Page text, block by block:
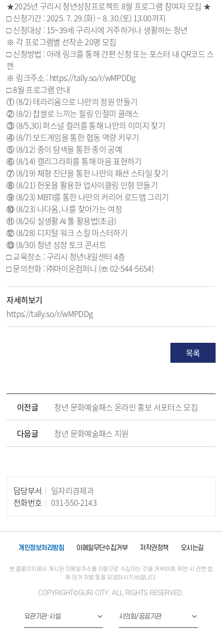
★2025년 구리시 청년성장프로젝트 8월 프로그램 참여자 모집 ★
□ 신청기간 : 2025. 7. 29.(화) ~ 8. 30.(토) 13:00까지
□ 신청대상 : 15~39세 구리시에 거주하거나 생활하는 청년
※ 각 프로그램별 선착순 20명 모집
□ 신청방법 : 아래 링크를 통해 간편 신청 또는 포스터 내 QR코드 스
캔
※ 링크주소 : https://tally.so/r/wMPDDg
□ 8월 프로그램 안내
① (8/2) 테라리움으로 나만의 정원 만들기
② (8/2) 찹쌀로 느끼는 힐링 인절미 클래스
③ (8/5,30) 퍼스널 컬러를 통해 나만의 이미지 찾기
④ (8/7) 보드게임을 통한 협동 역량 키우기
⑤ (8/12) 종이 탐색을 통한 종이 공예
⑥ (8/14) 캘리그라피를 통해 마음 표현하기
⑦ (8/19) 체형 진단을 통한 나만의 패션 스타일 찾기
⑧ (8/21) 헌옷을 활용한 업사이클링 인형 만들기
⑨ (8/23) MBTI를 통한 나만의 커리어 로드맵 그리기
⑩ (8/23) 나다움, 나를 찾아가는 여정
⑪ (8/26) 실생활 AI 툴 활용법(초급)
⑫ (8/28) 디지털 워크 스킬 마스터하기
⑬ (8/30) 청년 성장 토크 콘서트
□ 교육장소 : 구리시 청년내일센터 4층
□ 문의전화 : ㈜마이온컴퍼니 (☏ 02-544-5654)
자세히보기
https://tally.so/r/wMPDDg
목록
이전글 청년 문화예술패스 온라인 홍보 서포터스 모집
다음글 청년 문화예술패스 지원
담당부서
일자리경제과
전화번호
031-550-2143
개인정보처리방침 이메일무단수집거부 저작권정책 오시는길
본 홈페이지에서 게시된 이메일주소를 자동으로 수집하는 것을 거부하며, 위반 시 관련 법
에 의거 처벌 등을 유념하시기 바랍니다.
COPYRIGHT©GURI CITY. ALL RIGHTS RESERVED.
유관기관·시설 시의회/공공기관